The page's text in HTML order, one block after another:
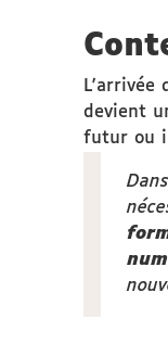
L'arrivée
devient
futur ou